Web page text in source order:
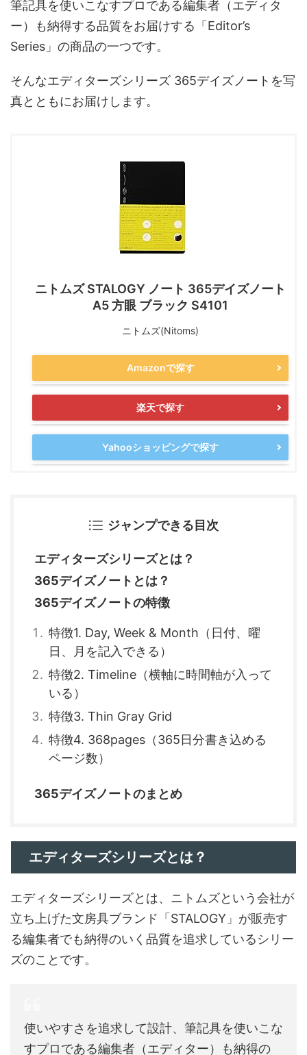
筆記具を使いこなすプロである編集者（エディタ
ー）も納得する品質をお届けする「Editor’s
Series」の商品の一つです。
そんなエディターズシリーズ 365デイズノートを写
真とともにお届けします。
ニトムズ STALOGY ノート 365デイズノート
A5 方眼 ブラック S4101
ニトムズ(Nitoms)
Amazonで探す
楽天で探す
Yahooショッピングで探す
ジャンプできる目次
エディターズシリーズとは？
365デイズノートとは？
365デイズノートの特徴
特徴1. Day, Week & Month（日付、曜
日、月を記入できる）
特徴2. Timeline（横軸に時間軸が入って
いる）
特徴3. Thin Gray Grid
特徴4. 368pages（365日分書き込める
ページ数）
365デイズノートのまとめ
エディターズシリーズとは？
エディターズシリーズとは、ニトムズという会社が
立ち上げた文房具ブランド「STALOGY」が販売す
る編集者でも納得のいく品質を追求しているシリー
ズのことです。
使いやすさを追求して設計、筆記具を使いこな
すプロである編集者（エディター）も納得の